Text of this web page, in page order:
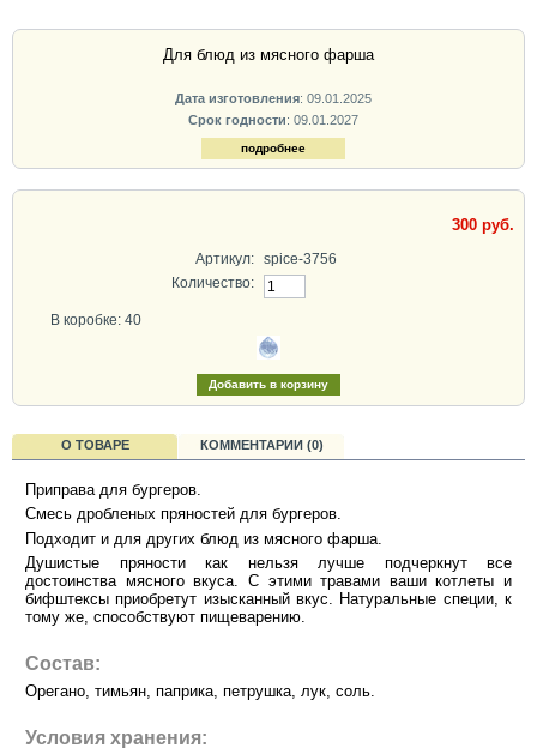
Для блюд из мясного фарша
Дата изготовления: 09.01.2025
Срок годности: 09.01.2027
подробнее
300 руб.
Артикул: spice-3756
Количество:
В коробке: 40
О ТОВАРЕ КОММЕНТАРИИ (0)
Приправа для бургеров.
Смесь дробленых пряностей для бургеров.
Подходит и для других блюд из мясного фарша.
Душистые пряности как нельзя лучше подчеркнут все
достоинства мясного вкуса. С этими травами ваши котлеты и
бифштексы приобретут изысканный вкус. Натуральные специи, к
тому же, способствуют пищеварению.
Состав:
Орегано, тимьян, паприка, петрушка, лук, соль.
Условия хранения: